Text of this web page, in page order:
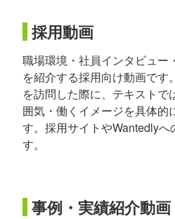
採用動画
職場環境・社員インタビュー
を紹介する採用向け動画です
を訪問した際に、テキストで
囲気・働くイメージを具体的
す。採用サイトやWantedlyへ
す。
事例・実績紹介動画